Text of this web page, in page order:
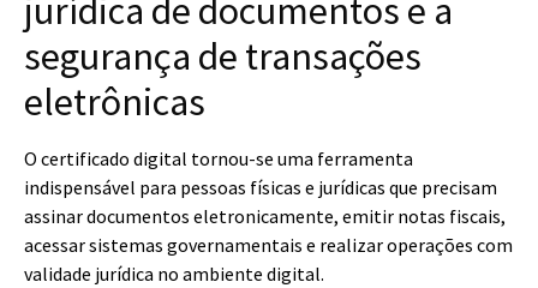
jurídica de documentos e a
segurança de transações
eletrônicas
O certificado digital tornou-se uma ferramenta
indispensável para pessoas físicas e jurídicas que precisam
assinar documentos eletronicamente, emitir notas fiscais,
acessar sistemas governamentais e realizar operações com
validade jurídica no ambiente digital.